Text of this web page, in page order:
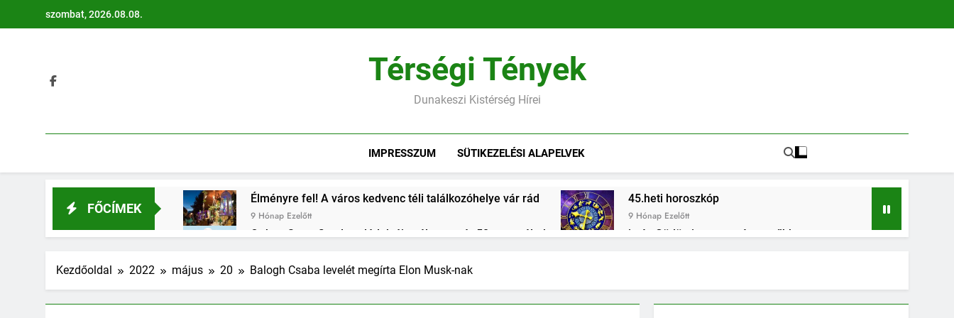
szombat, 2026.08.08.
Térségi Tények
Dunakeszi Kistérség Hírei
IMPRESSZUM SÜTIKEZELÉSI ALAPELVEK
FŐCÍMEK
Élményre fel! A város kedvenc téli találkozóhelye vár rád
9 Hónap Ezelőtt
45.heti horoszkóp
9 Hónap Ezelőtt
Otthon Start: fiatal családok új esélye – már 50 ezren éltek vele, Dunakeszin és Gödön is egyre népszerűbb
Évi 1 millió forinttal segíti a kormány a közszolgákat lakáshoz jutni
9 Hónap Ezelőtt
Méltóságteljes megemlékezések Dunakeszin és Gödön – a közösség ereje és az összetartozás ünnepe
Kezdőoldal 2022 május 20 Balogh Csaba levelét megírta Elon Musk-nak